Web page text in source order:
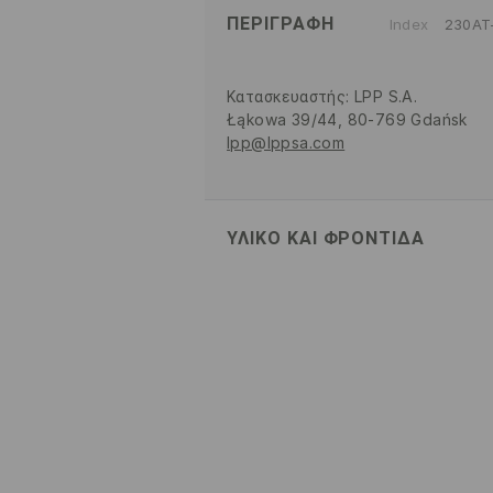
ΠΕΡΙΓΡΑΦΉ Index
Κατασκευαστής: LPP S.A.
Łąkowa 39/44, 80-769 Gdańsk
lpp@lppsa.com
ΥΛΙΚΌ ΚΑΙ ΦΡΟΝΤΊΔΑ